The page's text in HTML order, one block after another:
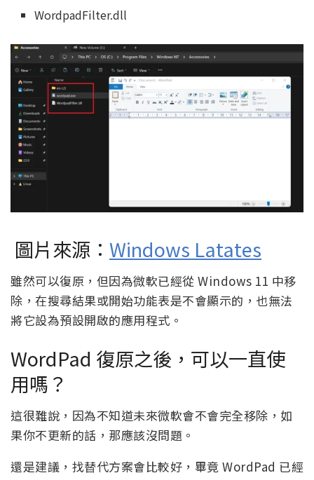
WordpadFilter.dll
圖片來源： Windows Latates
雖然可以復原，但因為微軟已經從 Windows 11 中移
除，在搜尋結果或開始功能表是不會顯示的，也無法
將它設為預設開啟的應用程式。
WordPad 復原之後，可以一直使
用嗎？
這很難說，因為不知道未來微軟會不會完全移除，如
果你不更新的話，那應該沒問題。
還是建議，找替代方案會比較好，畢竟 WordPad 已經